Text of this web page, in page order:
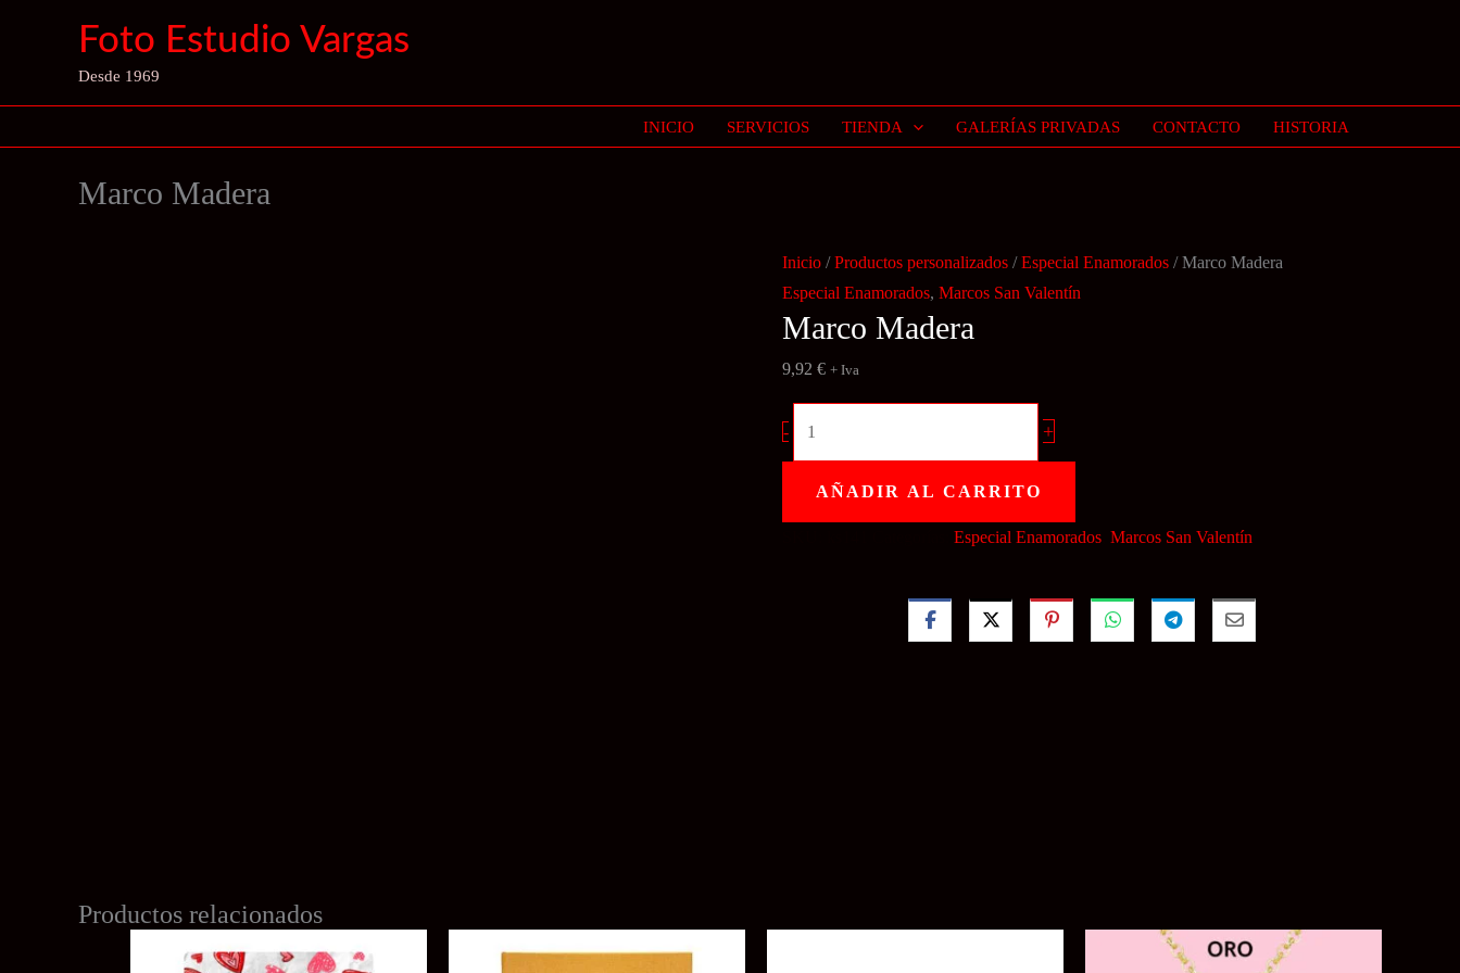
Foto Estudio Vargas
Desde 1969
INICIO SERVICIOS TIENDA GALERÍAS PRIVADAS CONTACTO HISTORIA
Marco Madera
Inicio /Productos personalizados /Especial Enamorados / Marco Madera
Especial Enamorados, Marcos San Valentín
Marco Madera
9,92 € + Iva
- +
AÑADIR AL CARRITO
Especial Enamorados Marcos San Valentín
Productos relacionados